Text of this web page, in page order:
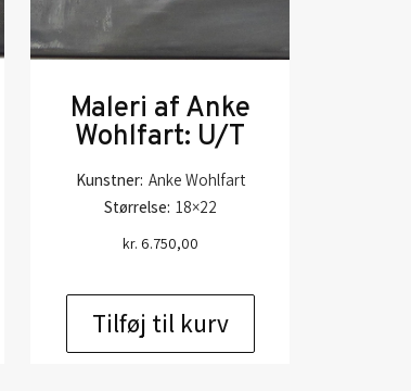
Maleri af Anke
Wohlfart: U/T
Kunstner: Anke Wohlfart
Størrelse: 18×22
kr. 6.750,00
Tilføj til kurv